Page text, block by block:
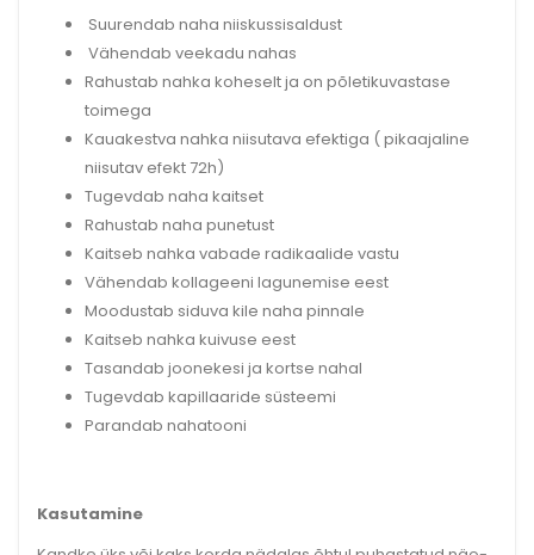
Suurendab naha niiskussisaldust
Vähendab veekadu nahas
Rahustab nahka koheselt ja on põletikuvastase
toimega
Kauakestva nahka niisutava efektiga ( pikaajaline
niisutav efekt 72h)
Tugevdab naha kaitset
Rahustab naha punetust
Kaitseb nahka vabade radikaalide vastu
Vähendab kollageeni lagunemise eest
Moodustab siduva kile naha pinnale
Kaitseb nahka kuivuse eest
Tasandab joonekesi ja kortse nahal
Tugevdab kapillaaride süsteemi
Parandab nahatooni
Kasutamine